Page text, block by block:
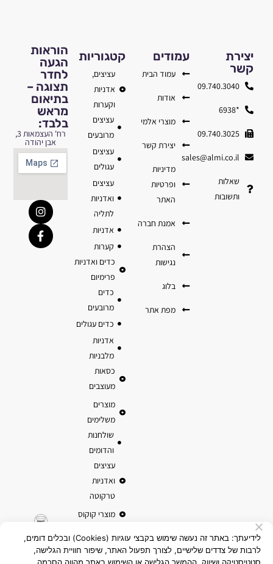
הוראות
הגעה
לחדר
תצוגה –
בתיאום
מראש
בלבד:
רח' העצמאות 3,
אבן יהודה
קטגוריות
עציצים,
אדניות
וקערות
עציצים
מרובעים
עציצים
עגולים
עציצים
ואדניות
לתליה
אדניות
קערות
כדים ואדניות
פרימיום
כדים
מרובעים
כדים עגולים
אדניות
מלבניות
כסאות
מעוצבים
מוצרים
משלימים
שולחנות
והדומים
עציצים
ואדניות
טרקוטה
מוצרי קוקוס
עמודים
עמוד הבית
אודות
מוצרי אלמי
יצירת קשר
מדיניות
ופרטיות
האתר
אמנת חברה
הצהרת
נגישות
בלוג
מפת אתר
יצירת
קשר
09.740.3040
*6938
09.740.3025
sales@almi.co.il
שאלות
ותשובות
לידיעתך: באתר זה נעשה שימוש בקבצי עוגיות (Cookies) ובכלים דומים,
לרבות של צדדים שלישיים, לצורך תפעול האתר, שיפור חוויית הגלישה,